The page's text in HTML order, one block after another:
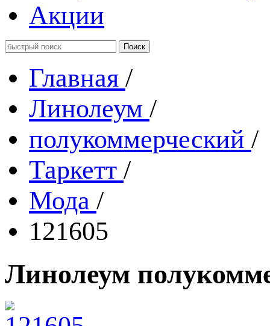
Акции
Главная /
Линолеум /
полукоммерческий /
Таркетт /
Мода /
121605
Линолеум